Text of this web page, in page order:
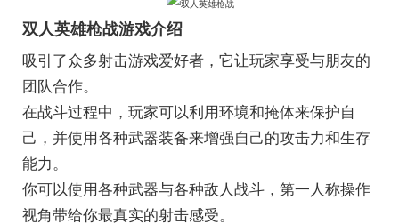
双人英雄枪战游戏介绍
吸引了众多射击游戏爱好者，它让玩家享受与朋友的
团队合作。
在战斗过程中，玩家可以利用环境和掩体来保护自
己，并使用各种武器装备来增强自己的攻击力和生存
能力。
你可以使用各种武器与各种敌人战斗，第一人称操作
视角带给你最真实的射击感受。